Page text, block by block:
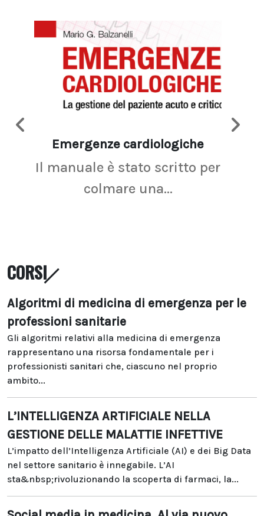
Emergenze cardiologiche
Il manuale è stato scritto per
colmare una...
CORSI
Algoritmi di medicina di emergenza per le
professioni sanitarie
Gli algoritmi relativi alla medicina di emergenza
rappresentano una risorsa fondamentale per i
professionisti sanitari che, ciascuno nel proprio
ambito...
L’INTELLIGENZA ARTIFICIALE NELLA
GESTIONE DELLE MALATTIE INFETTIVE
L’impatto dell’Intelligenza Artificiale (AI) e dei Big Data
nel settore sanitario è innegabile. L’AI
sta&nbsp;rivoluzionando la scoperta di farmaci, la...